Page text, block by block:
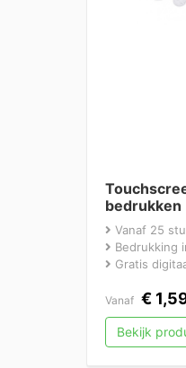
bedrukken
Vanaf 25
Bedrukking
Gratis
Vanaf €
Bekijk